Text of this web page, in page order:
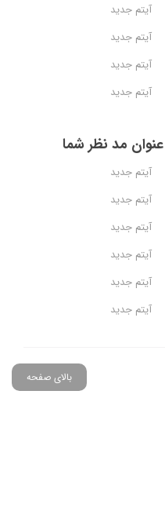
آیتم جدید
آیتم جدید
آیتم جدید
آیتم جدید
عنوان مد نظر شما
آیتم جدید
آیتم جدید
آیتم جدید
آیتم جدید
آیتم جدید
آیتم جدید
بالای صفحه